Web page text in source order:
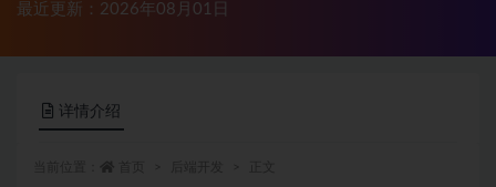
最近更新：2026年08月01日
详情介绍